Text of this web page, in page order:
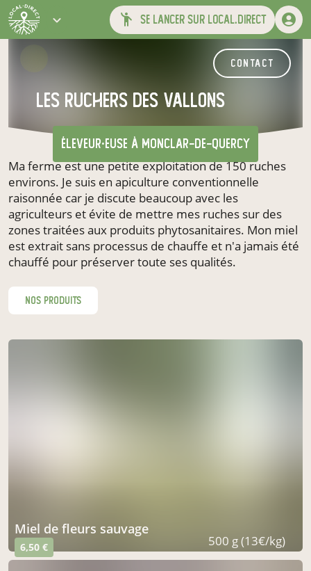
se lancer sur local.direct
contact
Les Ruchers des Vallons
éleveur·euse à Monclar-de-Quercy
Ma ferme est une petite exploitation de 150 ruches
environs. Je suis en apiculture conventionnelle
raisonnée car je discute beaucoup avec les
agriculteurs et évite de mettre mes ruches sur des
zones traitées aux produits phytosanitaires. Mon miel
est extrait sans processus de chauffe et n'a jamais été
chauffé pour préserver toute ses qualités.
nos produits
miel de fleurs sauvage
6,50 € 500 g (13€/kg)